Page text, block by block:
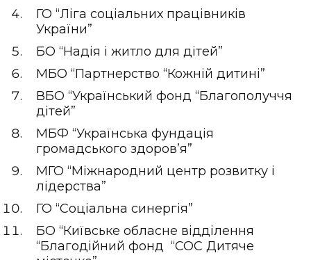
ГО “Ліга соціальних працівників
України”
БО “Надія і житло для дітей”
МБО “Партнерство “Кожній дитині”
ВБО “Український фонд “Благополуччя
дітей”
МБФ “Українська фундація
громадського здоров’я”
МГО “Міжнародний центр розвитку і
лідерства”
ГО “Соціальна синергія”
БО “Київське обласне відділення
“Благодійний фонд “СОС Дитяче